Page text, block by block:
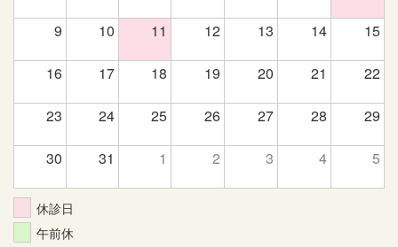
9 10 11 12 13 14 15
16 17 18 19 20 21 22
23 24 25 26 27 28 29
30 31 1 2 3 4 5
休診日
午前休